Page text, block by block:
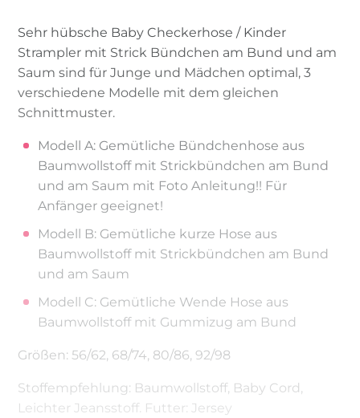
Sehr hübsche Baby Checkerhose / Kinder
Strampler mit Strick Bündchen am Bund und am
Saum sind für Junge und Mädchen optimal, 3
verschiedene Modelle mit dem gleichen
Schnittmuster.
Modell A: Gemütliche Bündchenhose aus
Baumwollstoff mit Strickbündchen am Bund
und am Saum mit Foto Anleitung!! Für
Anfänger geeignet!
Modell B: Gemütliche kurze Hose aus
Baumwollstoff mit Strickbündchen am Bund
und am Saum
Modell C: Gemütliche Wende Hose aus
Baumwollstoff mit Gummizug am Bund
Größen: 56/62, 68/74, 80/86, 92/98
Stoffempfehlung: Baumwollstoff, Baby Cord,
Leichter Jeansstoff. Futter: Jersey